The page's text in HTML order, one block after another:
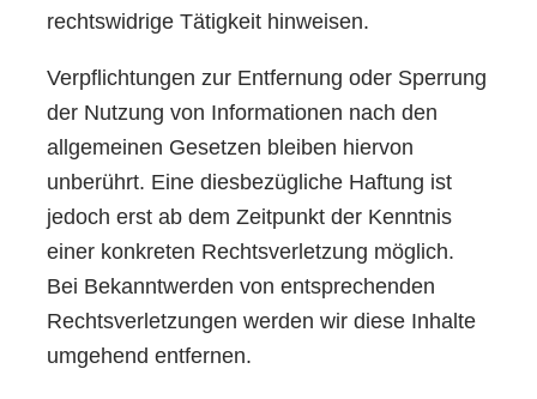
rechtswidrige Tätigkeit hinweisen.
Verpflichtungen zur Entfernung oder Sperrung
der Nutzung von Informationen nach den
allgemeinen Gesetzen bleiben hiervon
unberührt. Eine diesbezügliche Haftung ist
jedoch erst ab dem Zeitpunkt der Kenntnis
einer konkreten Rechtsverletzung möglich.
Bei Bekanntwerden von entsprechenden
Rechtsverletzungen werden wir diese Inhalte
umgehend entfernen.